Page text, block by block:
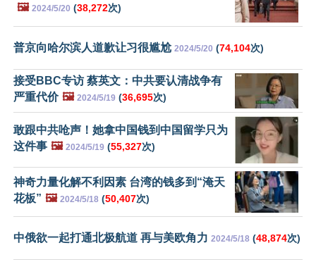
🖼️ 2024/5/20 (38,272次)
普京向哈尔滨人道歉让习很尴尬 2024/5/20 (74,104次)
接受BBC专访 蔡英文：中共要认清战争有
严重代价 🖼️ 2024/5/19 (36,695次)
敢跟中共呛声！她拿中国钱到中国留学只为
这件事 🖼️ 2024/5/19 (55,327次)
神奇力量化解不利因素 台湾的钱多到“淹天
花板” 🖼️ 2024/5/18 (50,407次)
中俄欲一起打通北极航道 再与美欧角力 2024/5/18 (48,874次)